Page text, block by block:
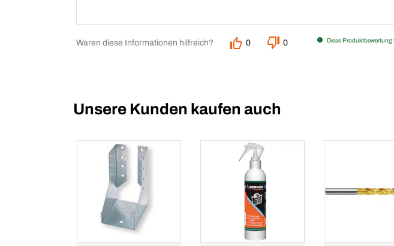
Waren diese Informationen hilfreich? 0 0 Diese
Unsere Kunden kaufen auch